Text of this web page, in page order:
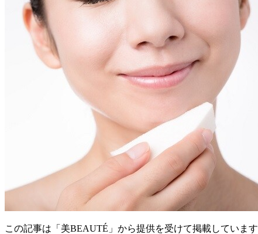
この記事は「美BEAUTÉ」から提供を受けて掲載しています